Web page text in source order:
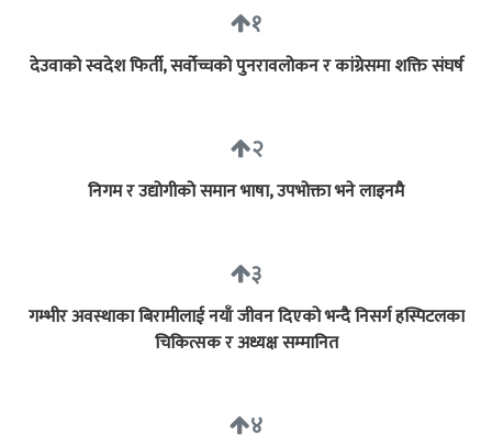
१
देउवाको स्वदेश फिर्ती, सर्वोच्चको पुनरावलोकन र कांग्रेसमा शक्ति संघर्ष
२
निगम र उद्योगीको समान भाषा, उपभोक्ता भने लाइनमै
३
गम्भीर अवस्थाका बिरामीलाई नयाँ जीवन दिएको भन्दै निसर्ग हस्पिटलका
चिकित्सक र अध्यक्ष सम्मानित
४